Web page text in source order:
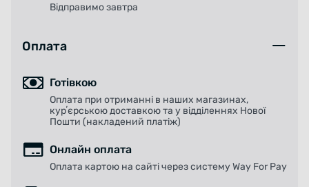
Відправимо завтра
Оплата
Готівкою
Оплата при отриманні в наших магазинах,
курʼєрською доставкою та у відділеннях Нової
Пошти (накладений платіж)
Онлайн оплата
Оплата картою на сайті через систему Way For Pay